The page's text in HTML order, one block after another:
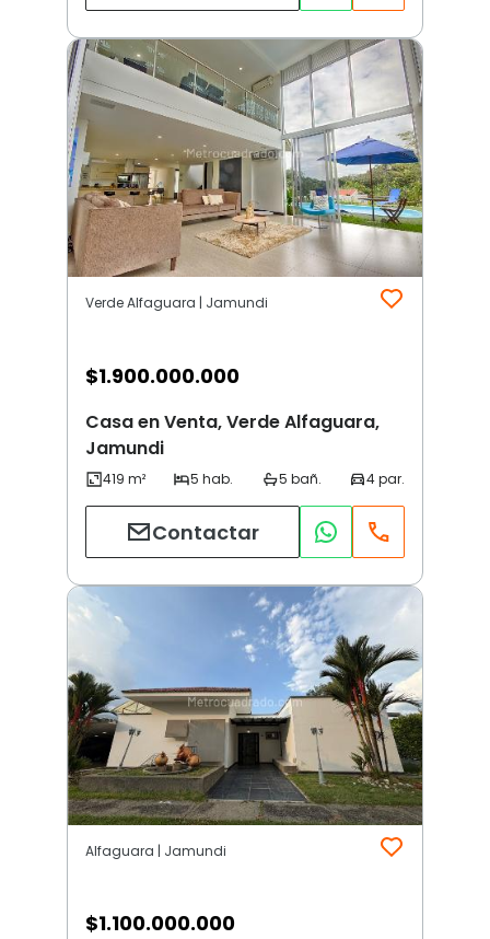
Verde Alfaguara | Jamundi
$1.900.000.000
Casa en Venta, Verde Alfaguara,
Jamundi
Contactar
Alfaguara | Jamundi
$1.100.000.000